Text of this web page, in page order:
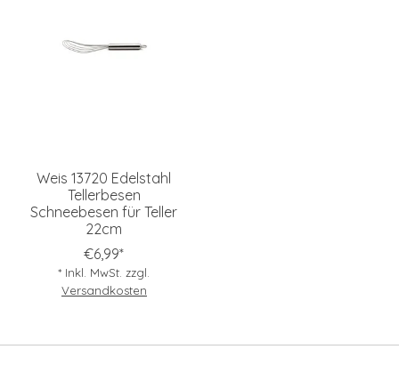
Weis 13720 Edelstahl
Tellerbesen
Schneebesen für Teller
22cm
€6,99*
* Inkl. MwSt. zzgl.
Versandkosten